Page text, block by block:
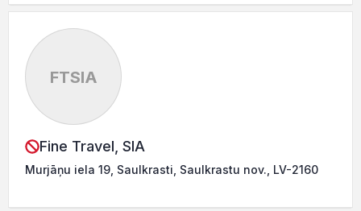
FTSIA
Fine Travel, SIA
Murjāņu iela 19, Saulkrasti, Saulkrastu nov., LV-2160